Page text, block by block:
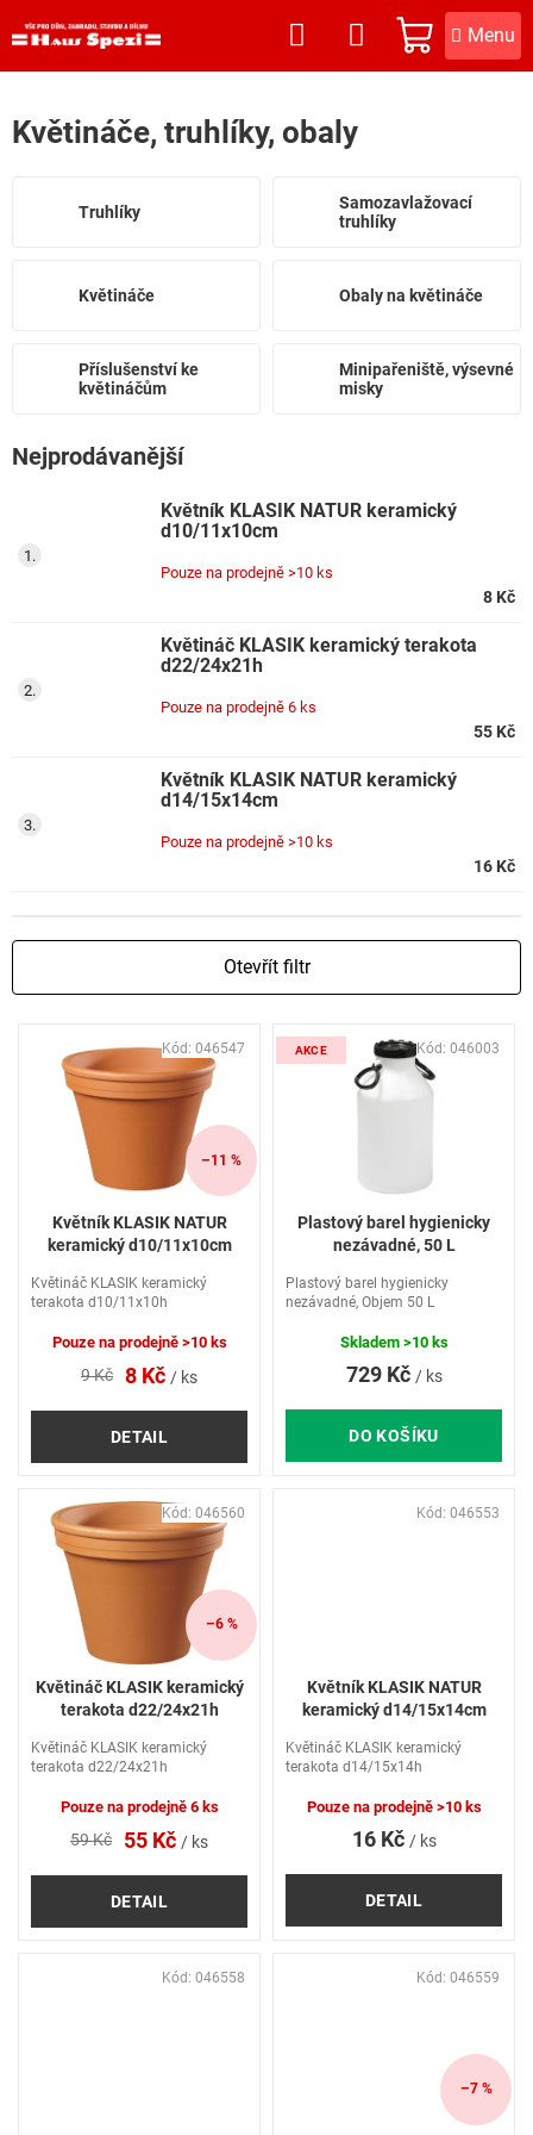
na
NÁKUPNÍ
KOŠÍK
Květináče, truhlíky, obaly
Truhlíky
Samozavlažovací
truhlíky
Květináče Obaly na květináče
Příslušenství ke
květináčům
Minipařeniště, výsevné
misky
Nejprodávanější
Květník KLASIK NATUR keramický
d10/11x10cm
Pouze na prodejně >10 ks
8 Kč
Květináč KLASIK keramický terakota
d22/24x21h
Pouze na prodejně 6 ks
55 Kč
Květník KLASIK NATUR keramický
d14/15x14cm
Pouze na prodejně >10 ks
16 Kč
Otevřít filtr
–11 %
Květník KLASIK NATUR
keramický d10/11x10cm
9 Kč 8 Kč / ks
DETAIL
Květináč KLASIK keramický
terakota d10/11x10h
Pouze na prodejně >10 ks
Kód: 046547 AKCE
Plastový barel hygienicky
nezávadné, 50 L
729 Kč / ks
DO KOŠÍKU
Plastový barel hygienicky
nezávadné, Objem 50 L
Skladem >10 ks
Kód: 046003
–6 %
Květináč KLASIK keramický
terakota d22/24x21h
59 Kč 55 Kč / ks
DETAIL
Květináč KLASIK keramický
terakota d22/24x21h
Pouze na prodejně 6 ks
Kód: 046560
Květník KLASIK NATUR
keramický d14/15x14cm
16 Kč / ks
DETAIL
Květináč KLASIK keramický
terakota d14/15x14h
Pouze na prodejně >10 ks
Kód: 046553
Kód: 046558
–7 %
Kód: 046559